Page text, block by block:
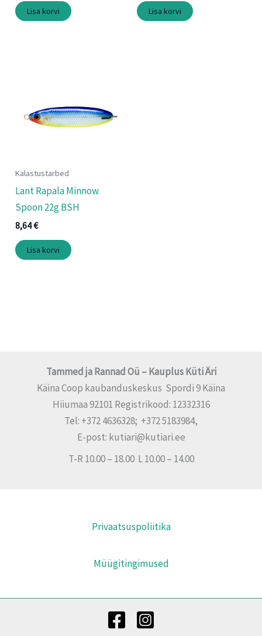
Lisa korvi Lisa korvi
Kalastustarbed
Lant Rapala Minnow
Spoon 22g BSH
8,64€
Lisa korvi
Tammed ja Rannad Oü – Kauplus Küti Äri
Käina Coop kaubanduskeskus Spordi 9 Käina
Hiiumaa 92101 Registrikood: 12332316
Tel: +372 4636328; +372 5183984,
E-post: kutiari@kutiari.ee
T-R 10.00 – 18.00 L 10.00 – 14.00
Privaatsuspoliitika
Müügitingimused